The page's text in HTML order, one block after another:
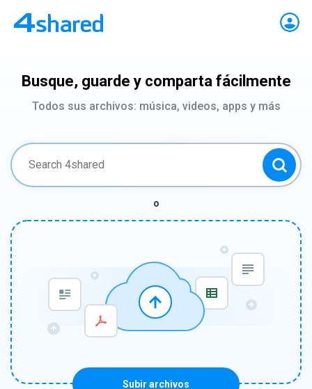
Busque, guarde y comparta fácilmente
Todos sus archivos: música, videos, apps y más
o
Subir archivos